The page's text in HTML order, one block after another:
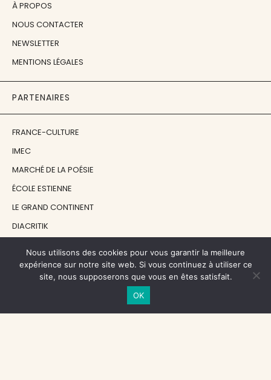
À PROPOS
NOUS CONTACTER
NEWSLETTER
MENTIONS LÉGALES
PARTENAIRES
FRANCE-CULTURE
IMEC
MARCHÉ DE LA POÉSIE
ÉCOLE ESTIENNE
LE GRAND CONTINENT
DIACRITIK
NOS SOUTIENS
CENTRE NATIONAL DU LIVRE
Nous utilisons des cookies pour vous garantir la meilleure
expérience sur notre site web. Si vous continuez à utiliser ce
site, nous supposerons que vous en êtes satisfait.
OK